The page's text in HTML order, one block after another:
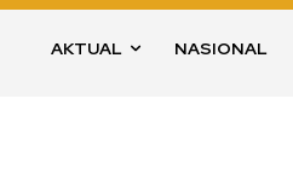
AKTUAL NASIONAL